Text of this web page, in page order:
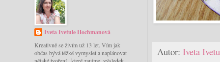
Autor: Iveta
Iveta Ivetule Hochmanová
Kreativně se živím už 13 let. Vím jak
občas bývá těžké vymyslet a naplánovat
nějaké tvoření , které zaujme, výsledek